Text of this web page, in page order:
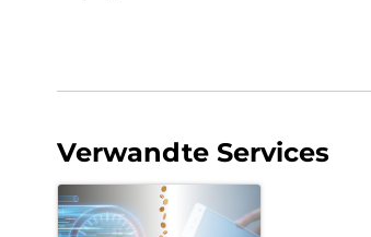
Verwandte Services